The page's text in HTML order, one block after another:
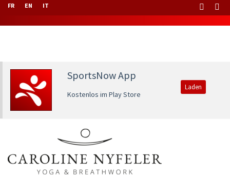
FR EN IT
SportsNow App
Kostenlos im Play Store
Laden